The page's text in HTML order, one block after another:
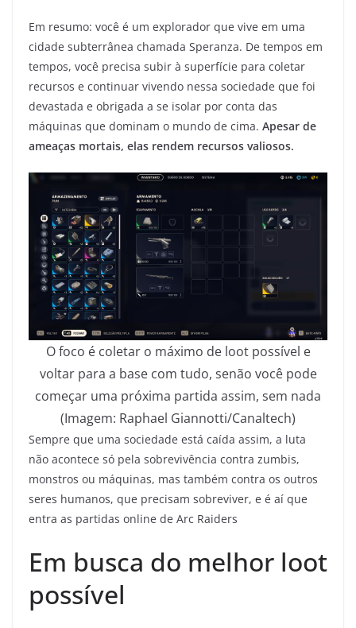
Em resumo: você é um explorador que vive em uma
cidade subterrânea chamada Speranza. De tempos em
tempos, você precisa subir à superfície para coletar
recursos e continuar vivendo nessa sociedade que foi
devastada e obrigada a se isolar por conta das
máquinas que dominam o mundo de cima. Apesar de
ameaças mortais, elas rendem recursos valiosos.
O foco é coletar o máximo de loot possível e
voltar para a base com tudo, senão você pode
começar uma próxima partida assim, sem nada
(Imagem: Raphael Giannotti/Canaltech)
Sempre que uma sociedade está caída assim, a luta
não acontece só pela sobrevivência contra zumbis,
monstros ou máquinas, mas também contra os outros
seres humanos, que precisam sobreviver, e é aí que
entra as partidas online de Arc Raiders
Em busca do melhor loot
possível